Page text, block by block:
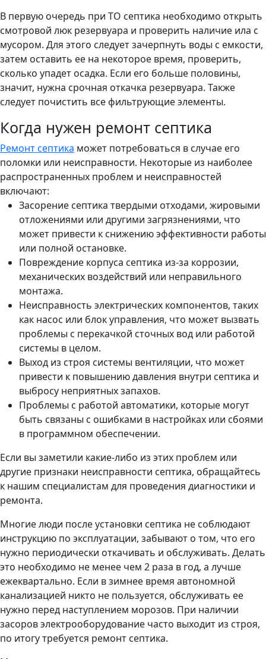
В первую очередь при ТО септика необходимо открыть
смотровой люк резервуара и проверить наличие ила с
мусором. Для этого следует зачерпнуть воды с емкости,
затем оставить ее на некоторое время, проверить,
сколько упадет осадка. Если его больше половины,
значит, нужна срочная откачка резервуара. Также
следует почистить все фильтрующие элементы.
Когда нужен ремонт септика
Ремонт септика может потребоваться в случае его
поломки или неисправности. Некоторые из наиболее
распространенных проблем и неисправностей
включают:
Засорение септика твердыми отходами, жировыми
отложениями или другими загрязнениями, что
может привести к снижению эффективности работы
или полной остановке.
Повреждение корпуса септика из-за коррозии,
механических воздействий или неправильного
монтажа.
Неисправность электрических компонентов, таких
как насос или блок управления, что может вызвать
проблемы с перекачкой сточных вод или работой
системы в целом.
Выход из строя системы вентиляции, что может
привести к повышению давления внутри септика и
выбросу неприятных запахов.
Проблемы с работой автоматики, которые могут
быть связаны с ошибками в настройках или сбоями
в программном обеспечении.
Если вы заметили какие-либо из этих проблем или
другие признаки неисправности септика, обращайтесь
к нашим специалистам для проведения диагностики и
ремонта.
Многие люди после установки септика не соблюдают
инструкцию по эксплуатации, забывают о том, что его
нужно периодически откачивать и обслуживать. Делать
это необходимо не менее чем 2 раза в год, а лучше
ежеквартально. Если в зимнее время автономной
канализацией никто не пользуется, обслуживать ее
нужно перед наступлением морозов. При наличии
засоров электрооборудование часто выходит из строя,
по итогу требуется ремонт септика.